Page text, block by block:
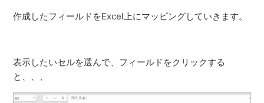
作成したフィールドをExcel上にマッピングしていきます。
表示したいセルを選んで、フィールドをクリックする
と、、、